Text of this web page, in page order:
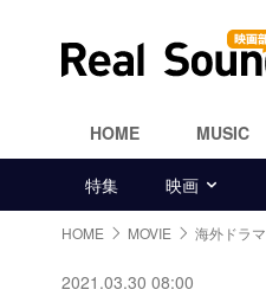
HOME MUSIC
特集 映画
HOME MOVIE 海外ドラマ
2021.03.30 08:00